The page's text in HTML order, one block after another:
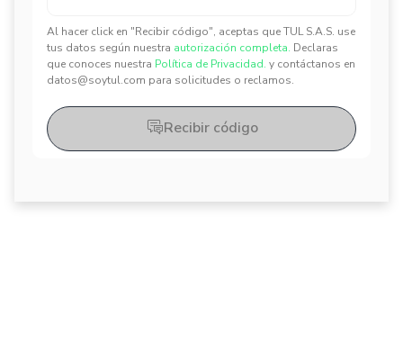
Al hacer click en "Recibir código", aceptas que TUL S.A.S. use
tus datos según nuestra autorización completa. Declaras
que conoces nuestra Política de Privacidad. y contáctanos en
datos@soytul.com para solicitudes o reclamos.
✕
✕
Recibir código